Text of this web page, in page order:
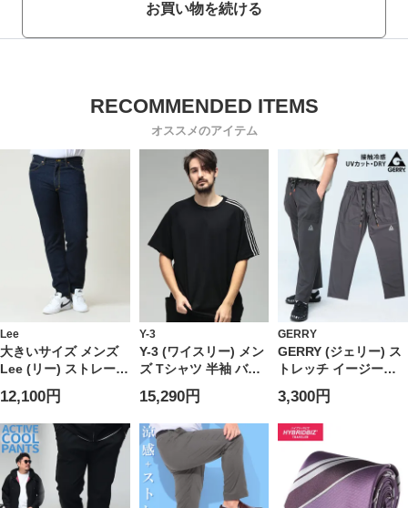
お買い物を続ける
オススメのアイテム
Lee
大きいサイズ メンズ
Lee (リー) ストレート
ジップフライ ジーン
ズ 201 STRAIGHT
CUT
12,100円
Y-3
Y-3 (ワイスリー) メン
ズ Tシャツ 半袖 バッ
ク ロゴ スリーストラ
イプ クルーネック カ
ットソー Tシャツ
Y3KQ9793
15,290円
GERRY
GERRY (ジェリー) ス
トレッチ イージーパ
ンツ UVカット ドライ
冷感 テーパードパン
ツ ナイロン ジャージ
スポーツ アウトドア
ランニング ユニセッ
クス
3,300円